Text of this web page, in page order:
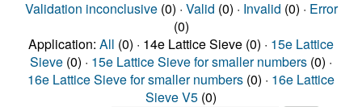
Validation inconclusive(0) · Valid (0) · Invalid (0) · Error
(0)
Application: All (0) · 14e Lattice Sieve (0) · 15e Lattice
Sieve (0) · 15e Lattice Sieve for smaller numbers (0) ·
16e Lattice Sieve for smaller numbers (0) · 16e Lattice
Sieve V5 (0)